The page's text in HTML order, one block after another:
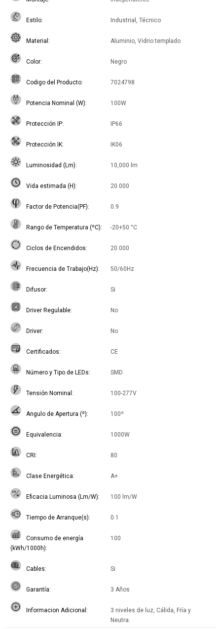
Estilo Industrial, Técnico
Material Aluminio, Vidrio templado
Color Negro
Codigo del Producto 7024798
Potencia Nominal (W) 100W
Protección IP IP66
Protección IK IK06
Luminosidad (Lm) 10,000 lm
Vida estimada (H) 20.000
Factor de Potencia(PF) 0.9
Rango de Temperatura (ºC) -20+50 °C
Ciclos de Encendidos 20.000
Frecuencia de Trabajo(Hz) 50/60Hz
Difusor Si
Driver Regulable No
Driver No
Certificados CE
Número y Tipo de LEDs SMD
Tensión Nominal 100-277V
Angulo de Apertura (º) 100º
Equivalencia 1000W
CRI 80
Clase Energética A+
Eficacia Luminosa (Lm/W) 100 lm/W
Tiempo de Arranque(s) 0.1
Consumo de energía
(kWh/1000h)
100
Cables Si
Garantía 3 Años
Informacion Adicional
3 niveles de luz, Cálida, Fría y
Neutra.